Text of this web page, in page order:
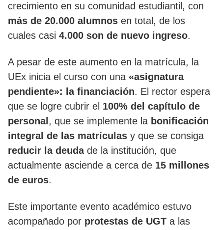
crecimiento en su comunidad estudiantil, con
más de 20.000 alumnos en total, de los
cuales casi 4.000 son de nuevo ingreso.
A pesar de este aumento en la matrícula, la
UEx inicia el curso con una «asignatura
pendiente»: la financiación. El rector espera
que se logre cubrir el 100% del capítulo de
personal , que se implemente la bonificación
integral de las matrículas y que se consiga
reducir la deudade la institución, que
actualmente asciende a cerca de 15 millones
de euros.
Este importante evento académico estuvo
acompañado por protestas de UGT a las